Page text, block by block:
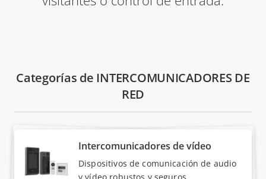
Categorías de INTERCOMUNICADORES DE
RED
Intercomunicadores de vídeo
Dispositivos de comunicación de audio